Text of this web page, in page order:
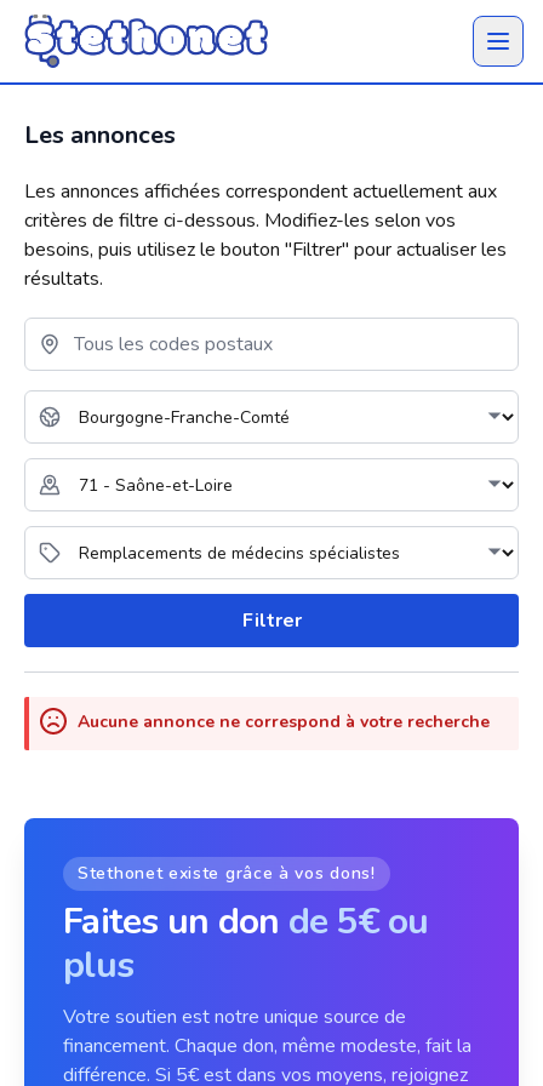
Ouvrir
Les annonces
Les annonces affichées correspondent actuellement aux
critères de filtre ci-dessous. Modifiez-les selon vos
besoins, puis utilisez le bouton "Filtrer" pour actualiser les
résultats.
Filtrer
Aucune annonce ne correspond à votre recherche
Stethonet existe grâce à vos dons!
Faites un don de 5€ ou
plus
Votre soutien est notre unique source de
financement. Chaque don, même modeste, fait la
différence. Si 5€ est dans vos moyens, rejoignez